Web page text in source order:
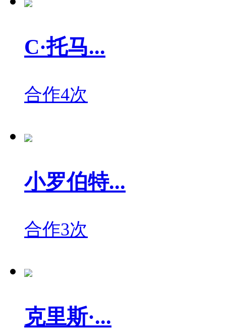
C·托马...
合作4次
小罗伯特...
合作3次
克里斯·...